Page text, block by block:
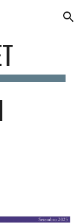
Skip to navigation